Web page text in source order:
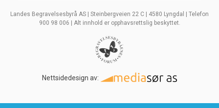
Landes Begravelsesbyrå AS | Steinbergveien 22 C | 4580 Lyngdal | Telefon
900 98 006 | Alt innhold er opphavsrettslig beskyttet.
Nettsidedesign av: